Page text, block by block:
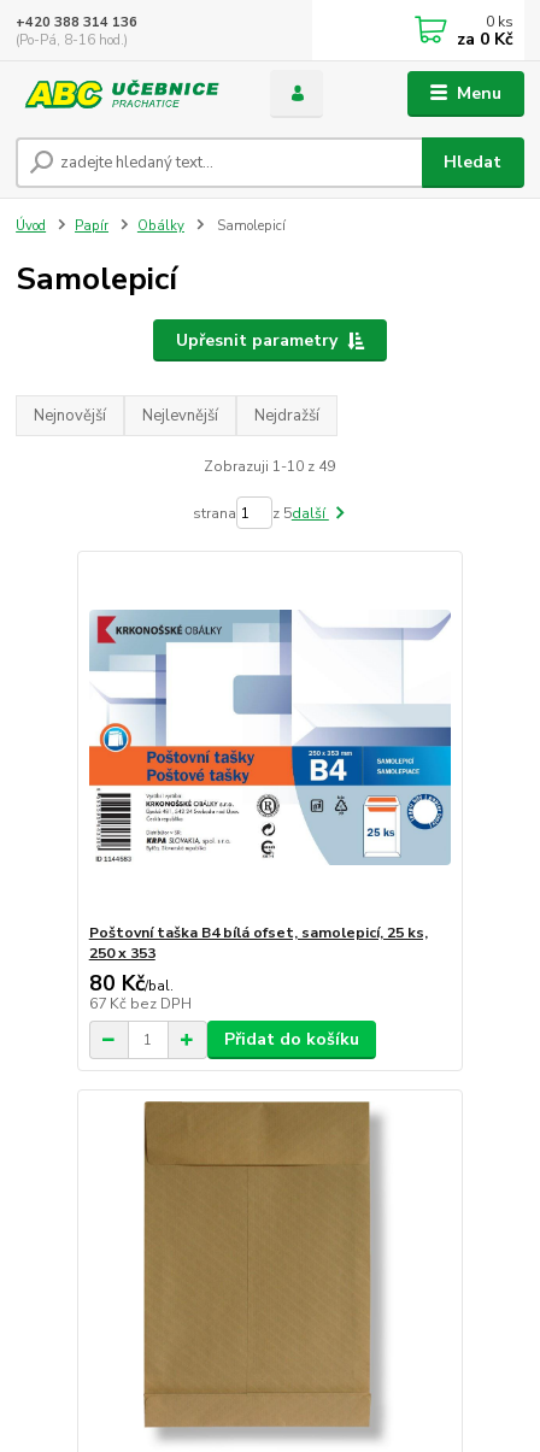
Menu
Hledat
+420 388 314 136
(Po-Pá, 8-16 hod.)
0 ks
za 0 Kč
Úvod Papír Obálky Samolepicí
Samolepicí
Upřesnit parametry
Nejnovější Nejlevnější Nejdražší
Zobrazuji 1-10 z 49
strana z 5další
Poštovní taška B4 bílá ofset, samolepicí, 25 ks,
250 x 353
80 Kč/bal.
67 Kč bez DPH
Přidat do košíku